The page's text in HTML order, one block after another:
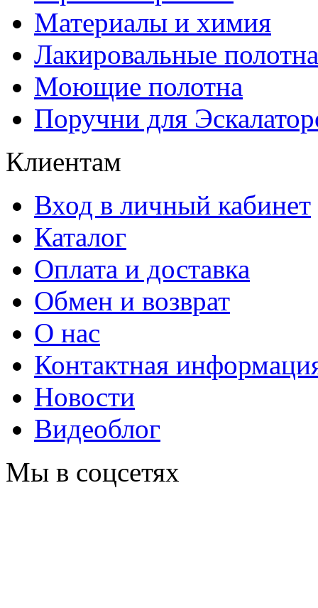
Материалы и химия
Лакировальные полотна
Моющие полотна
Поручни для
Клиентам
Вход в личный кабинет
Каталог
Оплата и доставка
Обмен и возврат
О нас
Контактная
Новости
Видеоблог
Мы в соцсетях